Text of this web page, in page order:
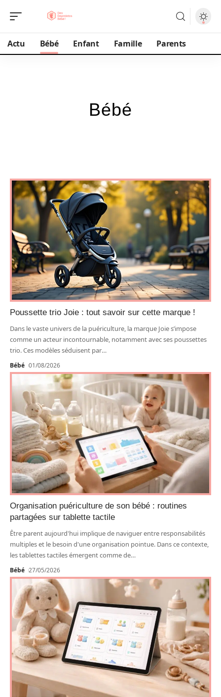
Actu Bébé Enfant Famille Parents
Bébé
Poussette trio Joie : tout savoir sur cette marque !
Dans le vaste univers de la puériculture, la marque Joie s’impose
comme un acteur incontournable, notamment avec ses poussettes
trio. Ces modèles séduisent par…
Bébé 01/08/2026
Organisation puériculture de son bébé : routines
partagées sur tablette tactile
Être parent aujourd'hui implique de naviguer entre responsabilités
multiples et le besoin d'une organisation pointue. Dans ce contexte,
les tablettes tactiles émergent comme de…
Bébé 27/05/2026